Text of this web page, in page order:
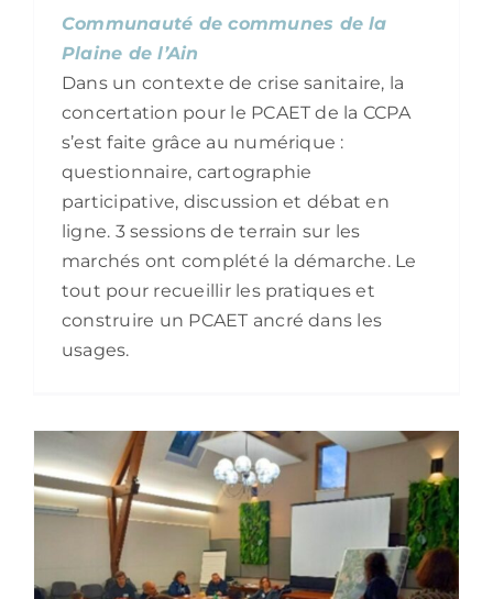
Communauté de communes de la
Plaine de l’Ain
Dans un contexte de crise sanitaire, la
concertation pour le PCAET de la CCPA
s’est faite grâce au numérique :
questionnaire, cartographie
participative, discussion et débat en
ligne. 3 sessions de terrain sur les
marchés ont complété la démarche. Le
tout pour recueillir les pratiques et
construire un PCAET ancré dans les
usages.